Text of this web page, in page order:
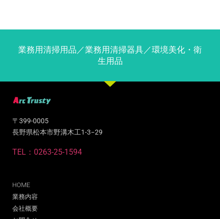
業務用清掃用品／業務用清掃器具／環境美化・衛
生用品
〒399-0005
長野県松本市野溝木工1-3−29
TEL：0263-25-1594
HOME
業務内容
会社概要